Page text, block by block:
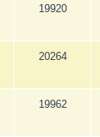
19920
20264
19962